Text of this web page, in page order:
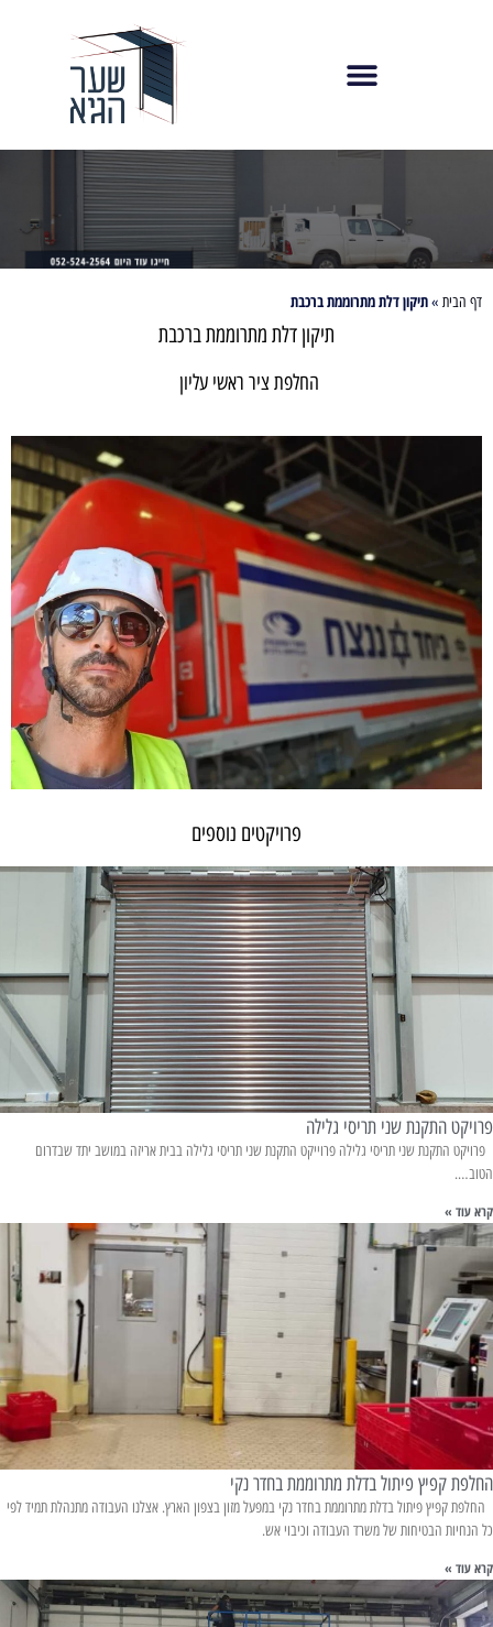
דף הבית »תיקון דלת מתרוממת ברכבת
תיקון דלת מתרוממת ברכבת
החלפת ציר ראשי עליון
פרויקטים נוספים
פרויקט התקנת שני תריסי גלילה
פרויקט התקנת שני תריסי גלילה פרוייקט התקנת שני תריסי גלילה בבית אריזה במושב יתד שבדרום
הטוב….
קרא עוד »
החלפת קפיץ פיתול בדלת מתרוממת בחדר נקי
החלפת קפיץ פיתול בדלת מתרוממת בחדר נקי במפעל מזון בצפון הארץ. אצלנו העבודה מתנהלת תמיד לפי
כל הנחיות הבטיחות של משרד העבודה וכיבוי אש.
קרא עוד »